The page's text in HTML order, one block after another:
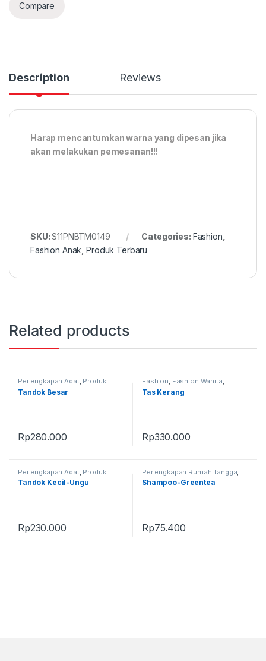
Compare
Description Reviews
Harap mencantumkan warna yang dipesan jika
akan melakukan pemesanan!!!
SKU:S11PNBTM0149 Categories: Fashion
Fashion Anak ,Produk Terbaru
Related products
Perlengkapan Adat, Produk
Terbaru, Tandok
Tandok Besar
Rp280.000
Fashion, Fashion Wanita,
Produk Terbaru
Tas Kerang
Rp330.000
Perlengkapan Adat, Produk
Terbaru, Tandok
Tandok Kecil-Ungu
Rp230.000
Perlengkapan Rumah Tangga
Produk Terbaru
Shampoo-Greentea
Rp75.400